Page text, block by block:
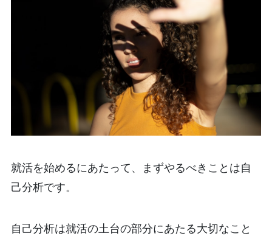
就活を始めるにあたって、まずやるべきことは自
己分析です。
自己分析は就活の土台の部分にあたる大切なこと